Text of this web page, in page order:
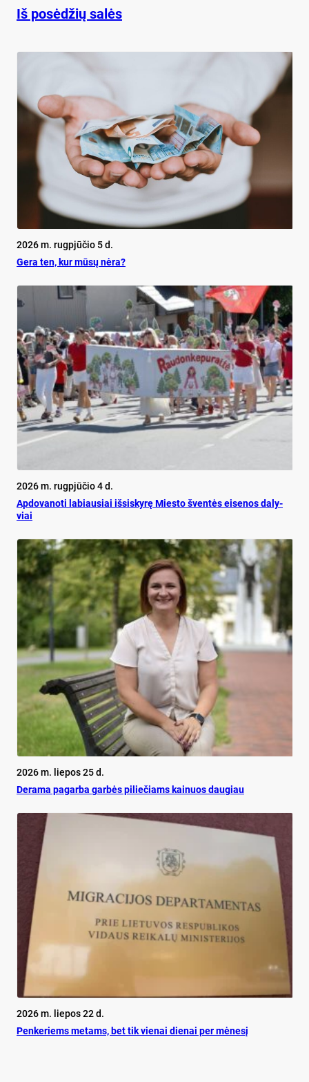
Iš posėdžių salės
2026 m. rugpjūčio 5 d.
Ge­ra ten, kur mū­sų nė­ra?
2026 m. rugpjūčio 4 d.
Ap­do­va­no­ti la­biau­siai iš­si­sky­rę Mies­to šven­tės ei­se­nos da­ly­
viai
2026 m. liepos 25 d.
De­ra­ma pa­gar­ba gar­bės pi­lie­čiams kai­nuos dau­giau
2026 m. liepos 22 d.
Pen­ke­riems me­tams, bet tik vie­nai die­nai per mė­ne­sį